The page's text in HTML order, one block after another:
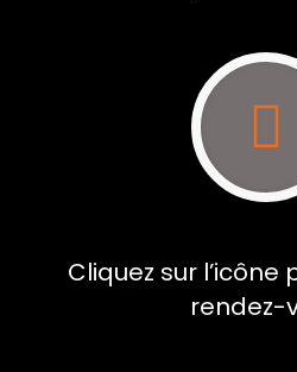
Cliquez sur l’icône
rendez-